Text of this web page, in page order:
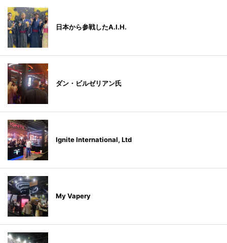
日本から参戦したA.I.H.
ダン・ビルゼリアン氏
Ignite International, Ltd
My Vapery